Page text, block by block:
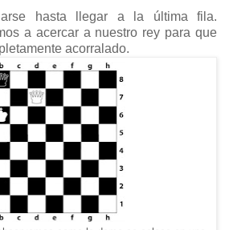
hasta llegar a la última fila.
a acercar a nuestro rey para que
acorralado.